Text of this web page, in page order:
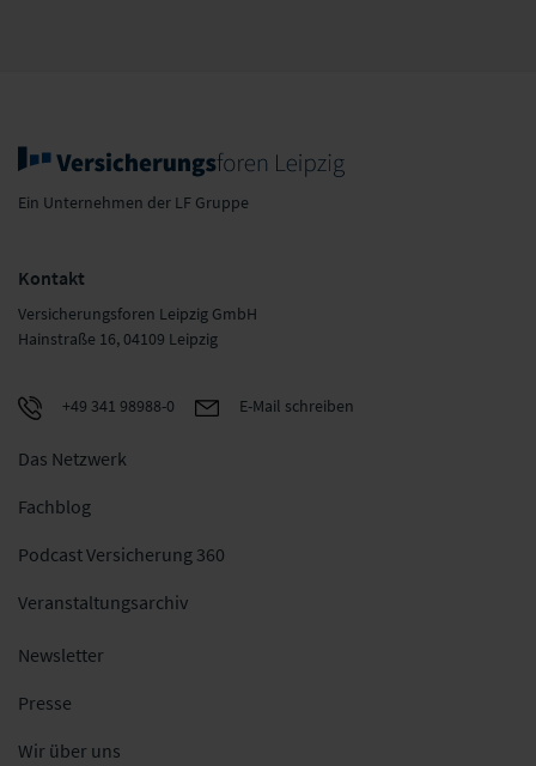
Ein Unternehmen der LF Gruppe
Kontakt
Versicherungsforen Leipzig GmbH
Hainstraße 16, 04109 Leipzig
+49 341 98988-0 E-Mail schreiben
Das Netzwerk
Fachblog
Podcast Versicherung 360
Veranstaltungsarchiv
Newsletter
Presse
Wir über uns